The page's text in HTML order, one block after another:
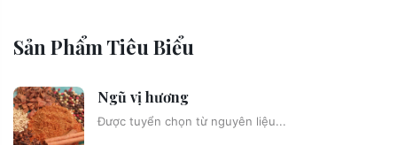
Sản Phẩm Tiêu Biểu
Ngũ vị hương
Được tuyển chọn từ nguyên liệu...